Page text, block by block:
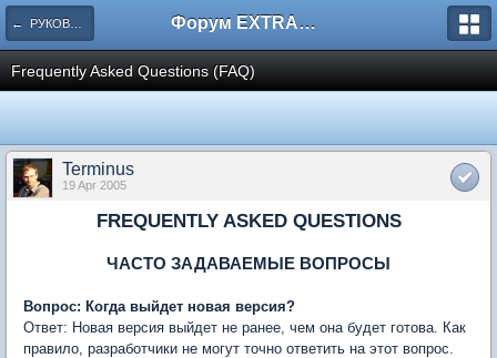
← РУКОВОДСТВО ПО ИГРЕ 'AD INFINITUM' Форум EXTRACTOR.ru
Frequently Asked Questions (FAQ)
Terminus
19 Apr 2005
FREQUENTLY ASKED QUESTIONS
ЧАСТО ЗАДАВАЕМЫЕ ВОПРОСЫ
Вопрос: Когда выйдет новая версия?
Ответ: Новая версия выйдет не ранее, чем она будет готова. Как
правило, разработчики не могут точно ответить на этот вопрос.